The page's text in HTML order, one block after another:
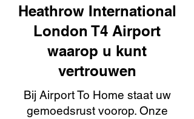
Heathrow International
London T4 Airport
waarop u kunt
vertrouwen
Bij Airport To Home staat uw
gemoedsrust voorop. Onze